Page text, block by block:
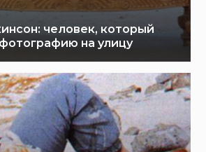
человек, который
на улицу